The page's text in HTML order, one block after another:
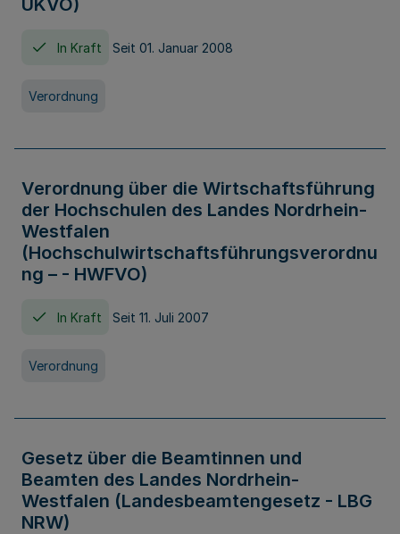
UKVO)
In Kraft Seit 01. Januar 2008
Verordnung
Verordnung über die Wirtschaftsführung
der Hochschulen des Landes Nordrhein-
Westfalen
(Hochschulwirtschaftsführungsverordnu
ng – - HWFVO)
In Kraft Seit 11. Juli 2007
Verordnung
Gesetz über die Beamtinnen und
Beamten des Landes Nordrhein-
Westfalen (Landesbeamtengesetz - LBG
NRW)